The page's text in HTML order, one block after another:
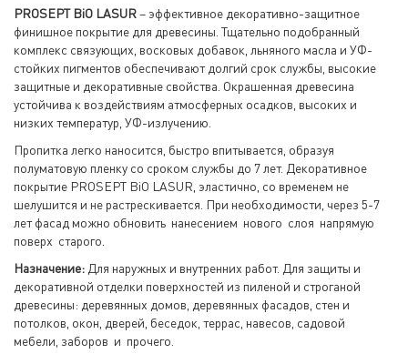
PROSEPT BiO LASUR– эффективное декоративно-защитное
финишное покрытие для древесины. Тщательно подобранный
комплекс связующих, восковых добавок, льняного масла и УФ-
стойких пигментов обеспечивают долгий срок службы, высокие
защитные и декоративные свойства. Окрашенная древесина
устойчива к воздействиям атмосферных осадков, высоких и
низких температур, УФ-излучению.
Пропитка легко наносится, быстро впитывается, образуя
полуматовую пленку со сроком службы до 7 лет. Декоративное
покрытие PROSEPT BiO LASUR, эластично, со временем не
шелушится и не растрескивается. При необходимости, через 5-7
лет фасад можно обновить нанесением нового слоя напрямую
поверх старого.
Назначение: Для наружных и внутренних работ. Для защиты и
декоративной отделки поверхностей из пиленой и строганой
древесины: деревянных домов, деревянных фасадов, стен и
потолков, окон, дверей, беседок, террас, навесов, садовой
мебели, заборов и прочего.